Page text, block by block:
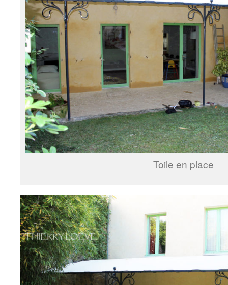
Toile en place